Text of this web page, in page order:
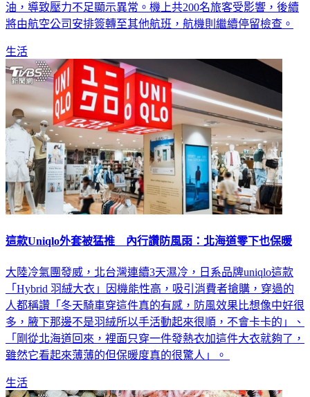
油，導致壓力不足顯示異常。機上共200名旅客受影響，後續
將由航空公司安排簽轉至其他航班，航機則繼續停留檢查。
生活
這款Uniqlo外套被猛推 內行讚防風雨：北海道零下也保暖
大陸冷氣團發威，北台灣連續3天濕冷，日系品牌uniqlo這款
「Hybrid 羽絨大衣」因機能性高，吸引消費者搶購，穿過的
人都稱讚「冬天騎車穿這件真的有感，防風效果比想像中好很
多，腋下那邊不是羽絨所以手活動起來很順，不會卡卡的」、
「剛從北海道回來，裡面只穿一件發熱衣加這件大衣就夠了，
雖然它看起來薄薄的但保暖度真的很驚人」。
生活